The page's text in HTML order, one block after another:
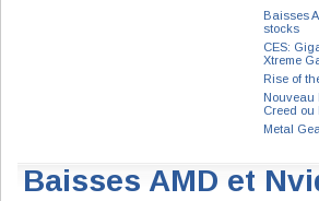
Baisses
stocks
CES:
Xtreme
Rise of
Nouveau
Creed ou
Metal
Baisses AMD et